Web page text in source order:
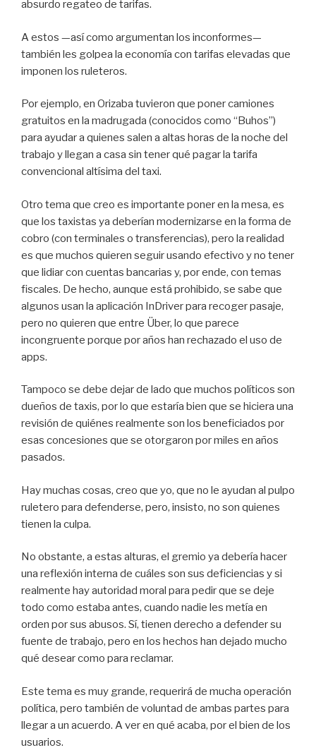
absurdo regateo de tarifas.
A estos —así como argumentan los inconformes—
también les golpea la economía con tarifas elevadas que
imponen los ruleteros.
Por ejemplo, en Orizaba tuvieron que poner camiones
gratuitos en la madrugada (conocidos como “Buhos”)
para ayudar a quienes salen a altas horas de la noche del
trabajo y llegan a casa sin tener qué pagar la tarifa
convencional altísima del taxi.
Otro tema que creo es importante poner en la mesa, es
que los taxistas ya deberían modernizarse en la forma de
cobro (con terminales o transferencias), pero la realidad
es que muchos quieren seguir usando efectivo y no tener
que lidiar con cuentas bancarias y, por ende, con temas
fiscales. De hecho, aunque está prohibido, se sabe que
algunos usan la aplicación InDriver para recoger pasaje,
pero no quieren que entre Über, lo que parece
incongruente porque por años han rechazado el uso de
apps.
Tampoco se debe dejar de lado que muchos políticos son
dueños de taxis, por lo que estaría bien que se hiciera una
revisión de quiénes realmente son los beneficiados por
esas concesiones que se otorgaron por miles en años
pasados.
Hay muchas cosas, creo que yo, que no le ayudan al pulpo
ruletero para defenderse, pero, insisto, no son quienes
tienen la culpa.
No obstante, a estas alturas, el gremio ya debería hacer
una reflexión interna de cuáles son sus deficiencias y si
realmente hay autoridad moral para pedir que se deje
todo como estaba antes, cuando nadie les metía en
orden por sus abusos. Sí, tienen derecho a defender su
fuente de trabajo, pero en los hechos han dejado mucho
qué desear como para reclamar.
Este tema es muy grande, requerirá de mucha operación
política, pero también de voluntad de ambas partes para
llegar a un acuerdo. A ver en qué acaba, por el bien de los
usuarios.